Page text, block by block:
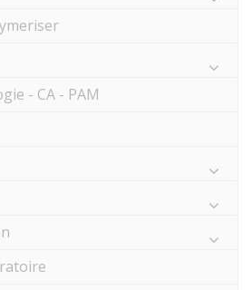
- CA - PAM